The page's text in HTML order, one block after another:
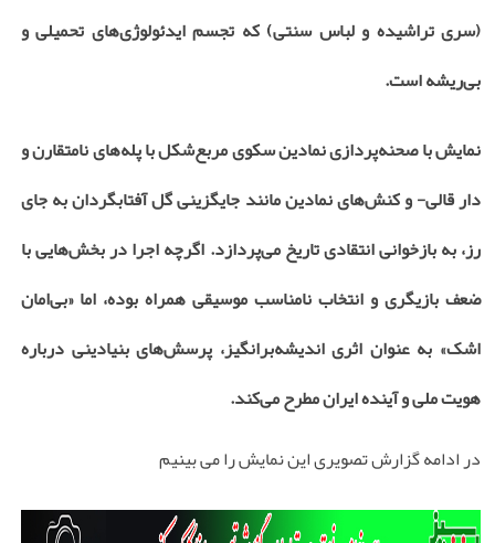
(سری تراشیده و لباس سنتی) که تجسم ایدئولوژی‌های تحمیلی و
بی‌ریشه است.
نمایش با صحنه‌پردازی نمادین سکوی مربع‌شکل با پله‌های نامتقارن و
دار قالی- و کنش‌های نمادین مانند جایگزینی گل آفتابگردان به جای
رز، به بازخوانی انتقادی تاریخ می‌پردازد. اگرچه اجرا در بخش‌هایی با
ضعف بازیگری و انتخاب نامناسب موسیقی همراه بوده، اما «بی‌امان
اشک» به عنوان اثری اندیشه‌برانگیز، پرسش‌های بنیادینی درباره
هویت ملی و آینده ایران مطرح می‌کند.
در ادامه گزارش تصویری این نمایش را می بینیم